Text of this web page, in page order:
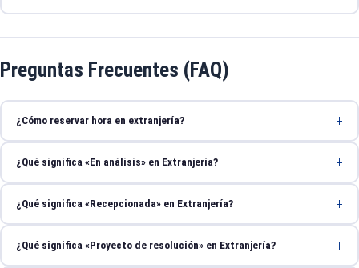
Preguntas Frecuentes (FAQ)
¿Cómo reservar hora en extranjería?
¿Qué significa «En análisis» en Extranjería?
¿Qué significa «Recepcionada» en Extranjería?
¿Qué significa «Proyecto de resolución» en Extranjería?